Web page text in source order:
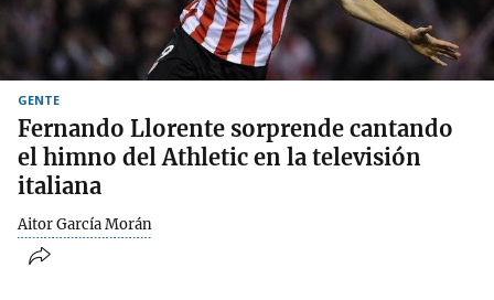
GENTE
Fernando Llorente sorprende cantando
el himno del Athletic en la televisión
italiana
Aitor García Morán